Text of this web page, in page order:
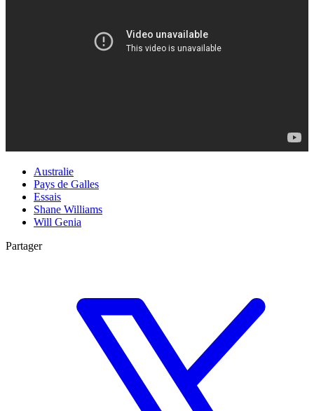
Australie
Pays de Galles
Essais
Shane Williams
Will Genia
Partager